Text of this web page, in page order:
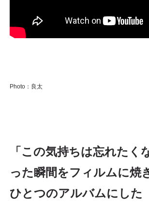
Photo：良太
「この気持ちは忘れたく
った瞬間をフィルムに焼
ひとつのアルバムにした